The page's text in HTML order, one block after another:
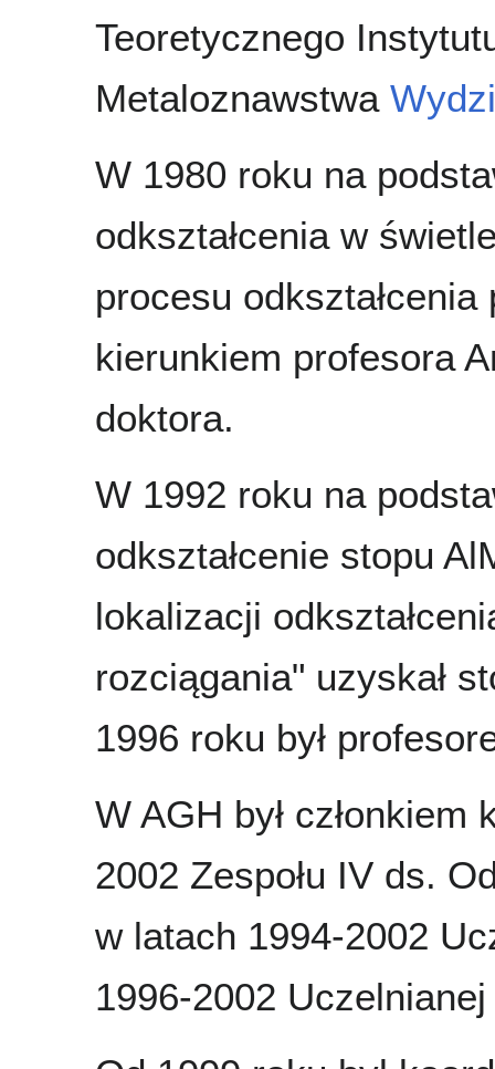
Teoretycznego
Metaloznawstwa
W 1980 roku na
odkształcenia w
procesu
kierunkiem profesora
doktora.
W 1992 roku na
odkształcenie stopu
lokalizacji
rozciągania" uzyskał
1996 roku był
W AGH był
2002 Zespołu IV ds.
w latach 1994-2002
1996-2002